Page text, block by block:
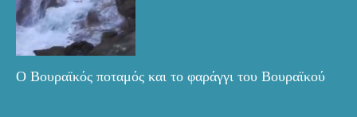
Ο Βουραϊκός ποταμός και το φαράγγι του Βουραϊκού